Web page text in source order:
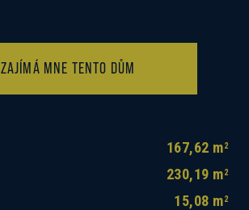
167,62 m2
230,19 m2
15,08 m2
ZAJÍMÁ MNE TENTO DŮM